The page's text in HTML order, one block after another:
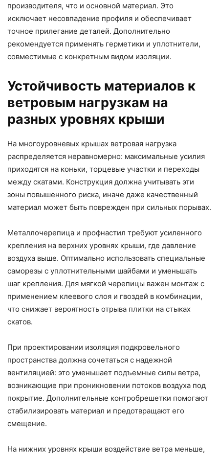
производителя, что и основной материал. Это
исключает несовпадение профиля и обеспечивает
точное прилегание деталей. Дополнительно
рекомендуется применять герметики и уплотнители,
совместимые с конкретным видом изоляции.
Устойчивость материалов к
ветровым нагрузкам на
разных уровнях крыши
На многоуровневых крышах ветровая нагрузка
распределяется неравномерно: максимальные усилия
приходятся на коньки, торцевые участки и переходы
между скатами. Конструкция должна учитывать эти
зоны повышенного риска, иначе даже качественный
материал может быть поврежден при сильных порывах.
Металлочерепица и профнастил требуют усиленного
крепления на верхних уровнях крыши, где давление
воздуха выше. Оптимально использовать специальные
саморезы с уплотнительными шайбами и уменьшать
шаг крепления. Для мягкой черепицы важен монтаж с
применением клеевого слоя и гвоздей в комбинации,
что снижает вероятность отрыва плитки на стыках
скатов.
При проектировании изоляция подкровельного
пространства должна сочетаться с надежной
вентиляцией: это уменьшает подъемные силы ветра,
возникающие при проникновении потоков воздуха под
покрытие. Дополнительные контробрешетки помогают
стабилизировать материал и предотвращают его
смещение.
На нижних уровнях крыши воздействие ветра меньше,